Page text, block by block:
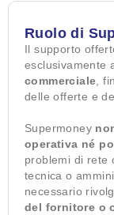
Ruolo di
Il supporto
esclusivamente
commerciale ,
delle offerte e
Supermoney
operativa né
problemi di rete
tecnica o
necessario
del fornitore o